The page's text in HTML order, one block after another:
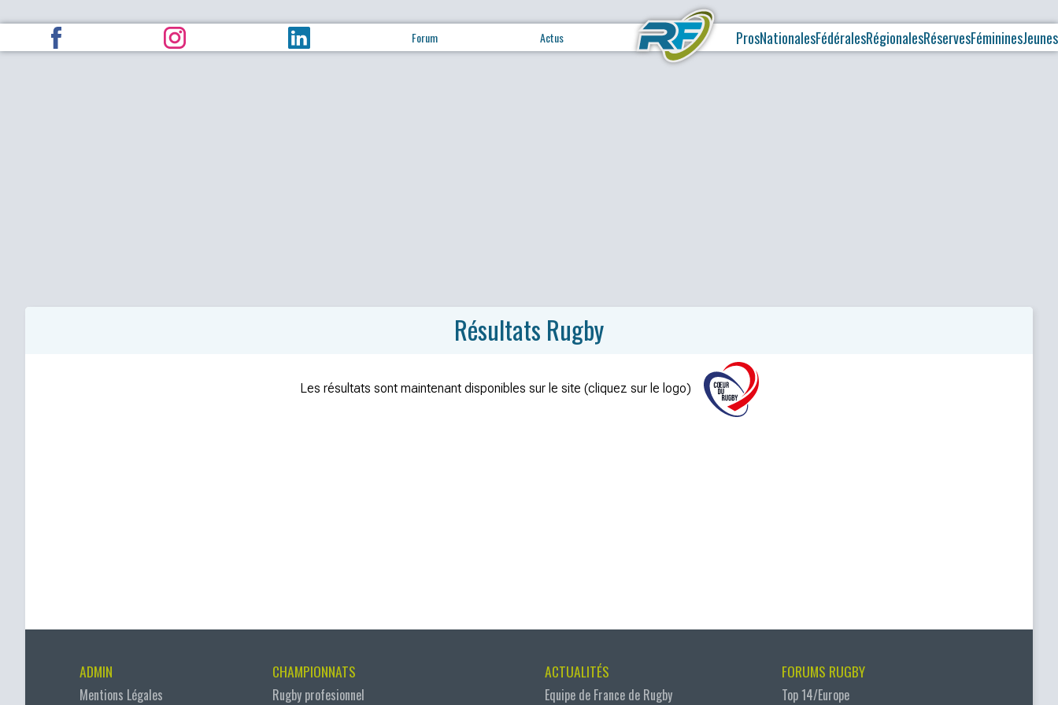
Forum Actus ProsNationalesFédéralesRégionalesRéservesFémininesJeunes
Résultats Rugby
Les résultats sont maintenant disponibles sur le site (cliquez sur le logo)
ADMIN
Mentions Légales
CHAMPIONNATS
Rugby profesionnel
ACTUALITÉS
Equipe de France de Rugby
FORUMS RUGBY
Top 14/Europe